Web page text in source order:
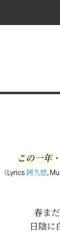
この一年
（Lyrics 阿久悠,
春ま
日陰に